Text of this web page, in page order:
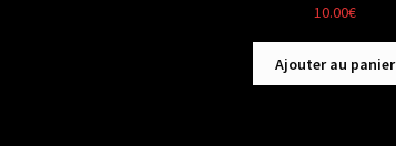
10.00€
Ajouter au panier